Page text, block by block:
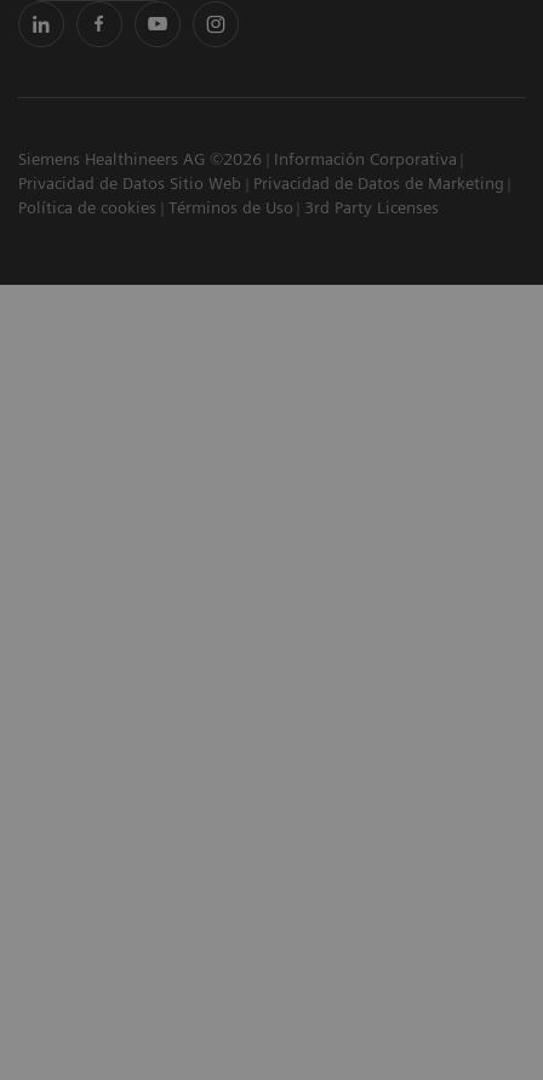
Siemens Healthineers AG ©2026
Información Corporativa
Privacidad de Datos Sitio Web
Privacidad de Datos de Marketing
Política de cookies
Términos de Uso 3rd Party Licenses